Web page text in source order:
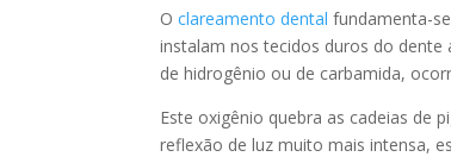
Oclareamento dental fundamenta-
instalam nos tecidos duros do
de hidrogênio ou de carbamida,
Este oxigênio quebra as cadeias de
reflexão de luz muito mais intensa,